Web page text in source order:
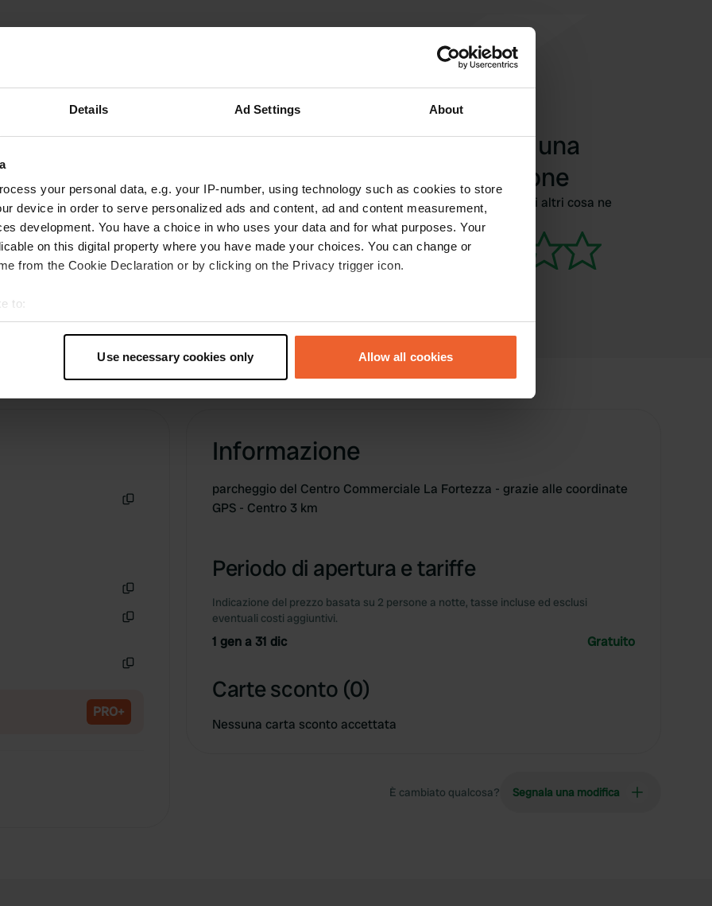
Details Ad Settings About
your personal data, e.g. your IP-number, using technology such as cookies to store
device in order to serve personalized ads and content, ad and content measurement,
development. You have a choice in who uses your data and for what purposes. Your
on this digital property where you have made your choices. You can change or
from the Cookie Declaration or by clicking on the Privacy trigger icon.
to:
geographical location which can be accurate to within several meters
personal data is processed and set your preferences in the
to them or that they’ve collected from your use of their services.
Use necessary cookies only Allow all cookies
peetersroger@hotmail.com
giu 2021
senza ombra?
Tradotto da Google Mostra originale
Aggiungi una
recensione
Siete stati qui? Dite agli altri cosa ne
pensate.
PRO+
Informazione
parcheggio del Centro Commerciale La Fortezza - grazie alle coordinate
GPS - Centro 3 km
Periodo di apertura e tariffe
Indicazione del prezzo basata su 2 persone a notte, tasse incluse ed esclusi
eventuali costi aggiuntivi.
1 gen a 31 dic Gratuito
Carte sconto (0)
Nessuna carta sconto accettata
È cambiato qualcosa? Segnala una modifica